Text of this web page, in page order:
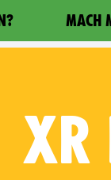
MACH
XR